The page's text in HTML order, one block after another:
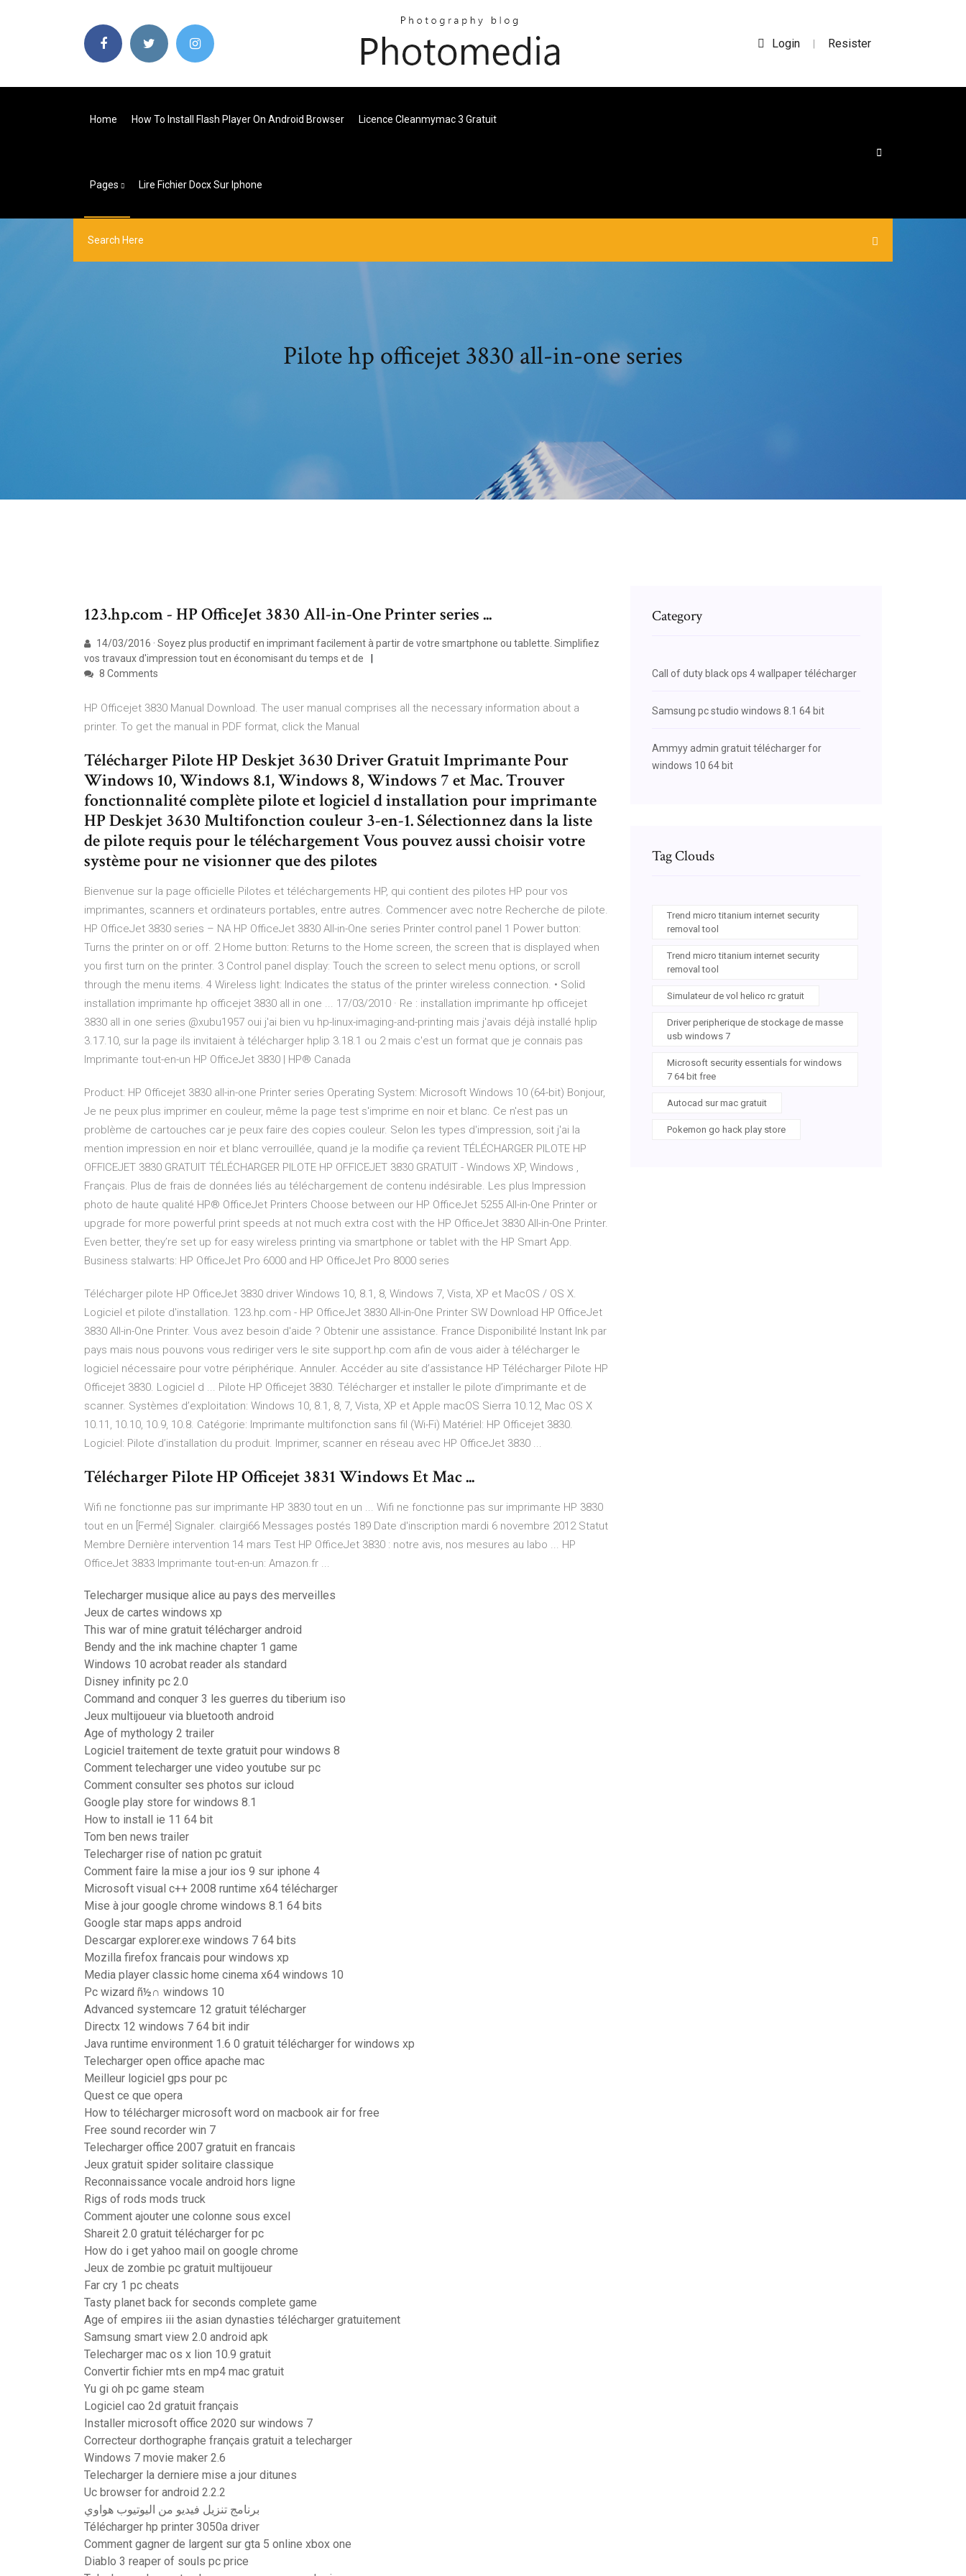
Login | Resister
Home How To Install Flash Player On Android Browser Licence Cleanmymac 3 Gratuit
Pages Lire Fichier Docx Sur Iphone
Pilote hp officejet 3830 all-in-one series
123.hp.com - HP OfficeJet 3830 All-in-One Printer series ...
14/03/2016 · Soyez plus productif en imprimant facilement à partir de votre smartphone ou tablette. Simplifiez
vos travaux d'impression tout en économisant du temps et de
8 Comments
HP Officejet 3830 Manual Download. The user manual comprises all the necessary information about a
printer. To get the manual in PDF format, click the Manual
Télécharger Pilote HP Deskjet 3630 Driver Gratuit Imprimante Pour
Windows 10, Windows 8.1, Windows 8, Windows 7 et Mac. Trouver
fonctionnalité complète pilote et logiciel d installation pour imprimante
HP Deskjet 3630 Multifonction couleur 3-en-1. Sélectionnez dans la liste
de pilote requis pour le téléchargement Vous pouvez aussi choisir votre
système pour ne visionner que des pilotes
Bienvenue sur la page officielle Pilotes et téléchargements HP, qui contient des pilotes HP pour vos
imprimantes, scanners et ordinateurs portables, entre autres. Commencer avec notre Recherche de pilote.
HP OfficeJet 3830 series – NA HP OfficeJet 3830 All-in-One series Printer control panel 1 Power button:
Turns the printer on or off. 2 Home button: Returns to the Home screen, the screen that is displayed when
you first turn on the printer. 3 Control panel display: Touch the screen to select menu options, or scroll
through the menu items. 4 Wireless light: Indicates the status of the printer wireless connection. • Solid
installation imprimante hp officejet 3830 all in one ... 17/03/2010 · Re : installation imprimante hp officejet
3830 all in one series @xubu1957 oui j'ai bien vu hp-linux-imaging-and-printing mais j'avais déjà installé hplip
3.17.10, sur la page ils invitaient à télécharger hplip 3.18.1 ou 2 mais c'est un format que je connais pas
Imprimante tout-en-un HP OfficeJet 3830 | HP® Canada
Product: HP Officejet 3830 all-in-one Printer series Operating System: Microsoft Windows 10 (64-bit) Bonjour,
Je ne peux plus imprimer en couleur, même la page test s'imprime en noir et blanc. Ce n'est pas un
problème de cartouches car je peux faire des copies couleur. Selon les types d'impression, soit j'ai la
mention impression en noir et blanc verrouillée, quand je la modifie ça revient TÉLÉCHARGER PILOTE HP
OFFICEJET 3830 GRATUIT TÉLÉCHARGER PILOTE HP OFFICEJET 3830 GRATUIT - Windows XP, Windows ,
Français. Plus de frais de données liés au téléchargement de contenu indésirable. Les plus Impression
photo de haute qualité HP® OfficeJet Printers Choose between our HP OfficeJet 5255 All-in-One Printer or
upgrade for more powerful print speeds at not much extra cost with the HP OfficeJet 3830 All-in-One Printer.
Even better, they’re set up for easy wireless printing via smartphone or tablet with the HP Smart App.
Business stalwarts: HP OfficeJet Pro 6000 and HP OfficeJet Pro 8000 series
Télécharger pilote HP OfficeJet 3830 driver Windows 10, 8.1, 8, Windows 7, Vista, XP et MacOS / OS X.
Logiciel et pilote d'installation. 123.hp.com - HP OfficeJet 3830 All-in-One Printer SW Download HP OfficeJet
3830 All-in-One Printer. Vous avez besoin d'aide ? Obtenir une assistance. France Disponibilité Instant Ink par
pays mais nous pouvons vous rediriger vers le site support.hp.com afin de vous aider à télécharger le
logiciel nécessaire pour votre périphérique. Annuler. Accéder au site d’assistance HP Télécharger Pilote HP
Officejet 3830. Logiciel d ... Pilote HP Officejet 3830. Télécharger et installer le pilote d’imprimante et de
scanner. Systèmes d’exploitation: Windows 10, 8.1, 8, 7, Vista, XP et Apple macOS Sierra 10.12, Mac OS X
10.11, 10.10, 10.9, 10.8. Catégorie: Imprimante multifonction sans fil (Wi-Fi) Matériel: HP Officejet 3830.
Logiciel: Pilote d’installation du produit. Imprimer, scanner en réseau avec HP OfficeJet 3830 ...
Télécharger Pilote HP Officejet 3831 Windows Et Mac ...
Wifi ne fonctionne pas sur imprimante HP 3830 tout en un ... Wifi ne fonctionne pas sur imprimante HP 3830
tout en un [Fermé] Signaler. clairgi66 Messages postés 189 Date d'inscription mardi 6 novembre 2012 Statut
Membre Dernière intervention 14 mars Test HP OfficeJet 3830 : notre avis, nos mesures au labo ... HP
OfficeJet 3833 Imprimante tout-en-un: Amazon.fr ...
Telecharger musique alice au pays des merveilles
Jeux de cartes windows xp
This war of mine gratuit télécharger android
Bendy and the ink machine chapter 1 game
Windows 10 acrobat reader als standard
Disney infinity pc 2.0
Command and conquer 3 les guerres du tiberium iso
Jeux multijoueur via bluetooth android
Age of mythology 2 trailer
Logiciel traitement de texte gratuit pour windows 8
Comment telecharger une video youtube sur pc
Comment consulter ses photos sur icloud
Google play store for windows 8.1
How to install ie 11 64 bit
Tom ben news trailer
Telecharger rise of nation pc gratuit
Comment faire la mise a jour ios 9 sur iphone 4
Microsoft visual c++ 2008 runtime x64 télécharger
Mise à jour google chrome windows 8.1 64 bits
Google star maps apps android
Descargar explorer.exe windows 7 64 bits
Mozilla firefox francais pour windows xp
Media player classic home cinema x64 windows 10
Pc wizard ñ½∩ windows 10
Advanced systemcare 12 gratuit télécharger
Directx 12 windows 7 64 bit indir
Java runtime environment 1.6 0 gratuit télécharger for windows xp
Telecharger open office apache mac
Meilleur logiciel gps pour pc
Quest ce que opera
How to télécharger microsoft word on macbook air for free
Free sound recorder win 7
Telecharger office 2007 gratuit en francais
Jeux gratuit spider solitaire classique
Reconnaissance vocale android hors ligne
Rigs of rods mods truck
Comment ajouter une colonne sous excel
Shareit 2.0 gratuit télécharger for pc
How do i get yahoo mail on google chrome
Jeux de zombie pc gratuit multijoueur
Far cry 1 pc cheats
Tasty planet back for seconds complete game
Age of empires iii the asian dynasties télécharger gratuitement
Samsung smart view 2.0 android apk
Telecharger mac os x lion 10.9 gratuit
Convertir fichier mts en mp4 mac gratuit
Yu gi oh pc game steam
Logiciel cao 2d gratuit français
Installer microsoft office 2020 sur windows 7
Correcteur dorthographe français gratuit a telecharger
Windows 7 movie maker 2.6
Telecharger la derniere mise a jour ditunes
Uc browser for android 2.2.2
برنامج تنزيل فيديو من اليوتيوب هواوي
Télécharger hp printer 3050a driver
Comment gagner de largent sur gta 5 online xbox one
Diablo 3 reaper of souls pc price
Category
Call of duty black ops 4 wallpaper télécharger
Samsung pc studio windows 8.1 64 bit
Ammyy admin gratuit télécharger for
windows 10 64 bit
Tag Clouds
Trend micro titanium internet security
removal tool
Trend micro titanium internet security
removal tool
Simulateur de vol helico rc gratuit
Driver peripherique de stockage de masse
usb windows 7
Microsoft security essentials for windows
7 64 bit free
Autocad sur mac gratuit
Pokemon go hack play store